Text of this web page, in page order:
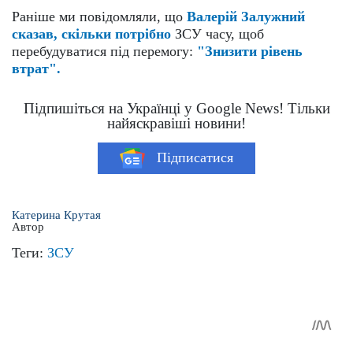
Раніше ми повідомляли, що Валерій Залужний
сказав, скільки потрібно ЗСУ часу, щоб
перебудуватися під перемогу: "Знизити рівень
втрат".
Підпишіться на Українці у Google News! Тільки
найяскравіші новини!
Підписатися
Катерина Крутая
Автор
Теги: ЗСУ